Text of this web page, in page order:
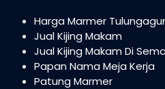
Harga Marmer
Jual Kijing Makam
Jual Kijing Makam Di
Papan Nama Meja Kerja
Patung Marmer